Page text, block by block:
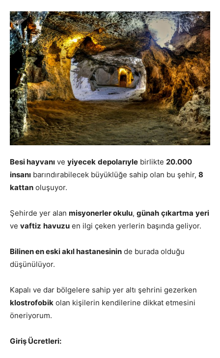
Besi hayvanı ve yiyecek depolarıyle birlikte 20.000
insanı barındırabilecek büyüklüğe sahip olan bu şehir, 8
kattan oluşuyor.
Şehirde yer alan misyonerler okulu, günah çıkartma yeri
ve vaftiz havuzu en ilgi çeken yerlerin başında geliyor.
Bilinen en eski akıl hastanesinin de burada olduğu
düşünülüyor.
Kapalı ve dar bölgelere sahip yer altı şehrini gezerken
klostrofobik olan kişilerin kendilerine dikkat etmesini
öneriyorum.
Giriş Ücretleri: